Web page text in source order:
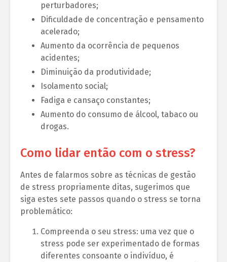
perturbadores;
Dificuldade de concentração e pensamento
acelerado;
Aumento da ocorrência de pequenos
acidentes;
Diminuição da produtividade;
Isolamento social;
Fadiga e cansaço constantes;
Aumento do consumo de álcool, tabaco ou
drogas.
Como lidar então com o stress?
Antes de falarmos sobre as técnicas de gestão
de stress propriamente ditas, sugerimos que
siga estes sete passos quando o stress se torna
problemático:
Compreenda o seu stress: uma vez que o
stress pode ser experimentado de formas
diferentes consoante o indivíduo, é